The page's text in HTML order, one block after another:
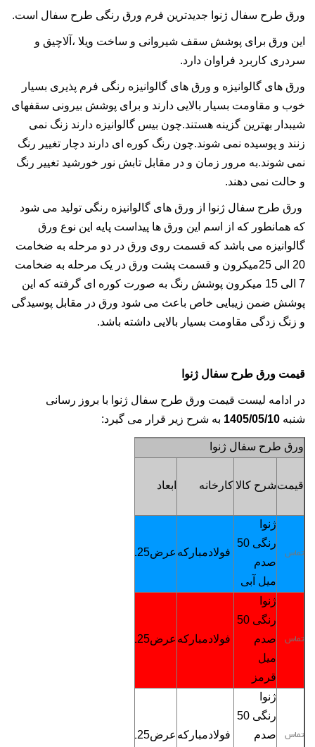
ورق طرح سفال ژنوا جدیدترین فرم ورق رنگی طرح سفال است.
این ورق برای پوشش سقف شیروانی و ساخت ویلا ،آلاچیق و
سردری کاربرد فراوان دارد.
ورق های گالوانیزه و ورق های گالوانیزه رنگی فرم پذیری بسیار
خوب و مقاومت بسیار بالایی دارند و برای پوشش بیرونی سقفهای
شیبدار بهترین گزینه هستند.چون بیس گالوانیزه دارند زنگ نمی
زنند و پوسیده نمی شوند.چون رنگ کوره ای دارند دچار تغییر رنگ
نمی شوند.به مرور زمان و در مقابل تابش نور خورشید تغییر رنگ
و حالت نمی دهند.
ورق طرح سفال ژنوا از ورق های گالوانیزه رنگی تولید می شود
که همانطور که از اسم این ورق ها پیداست پایه این نوع ورق
گالوانیزه می باشد که قسمت روی ورق در دو مرحله به ضخامت
20 الی 25میکرون و قسمت پشت ورق در یک مرحله به ضخامت
7 الی 15 میکرون پوشش رنگ به صورت کوره ای گرفته که این
پوشش ضمن زیبایی خاص باعث می شود ورق در مقابل پوسیدگی
و زنگ زدگی مقاومت بسیار بالایی داشته باشد.
قیمت ورق طرح سفال ژنوا
در ادامه لیست قیمت ورق طرح سفال ژنوا با بروز رسانی
شنبه 1405/05/10 به شرح زیر قرار می گیرد:
ورق طرح سفال ژنوا
قیمتشرح کالاکارخانه ابعاد
تماس
ژنوا
رنگی 50
صدم
میل آبی
فولادمبارکه عرض125
تماس
ژنوا
رنگی 50
صدم
میل
قرمز
فولادمبارکه عرض125
تماس
ژنوا
رنگی 50
صدم
فولادمبارکه عرض125